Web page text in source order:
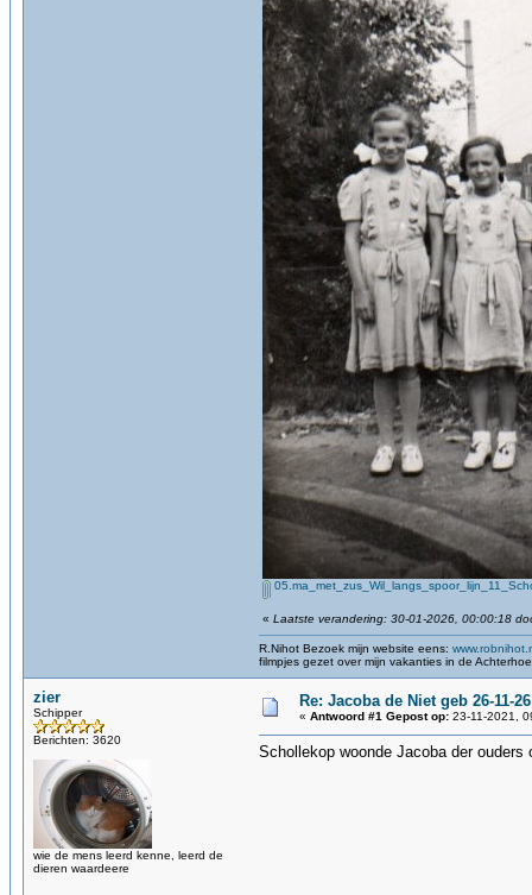
« Laatste verandering: 30-01-2026, 00:00:18
R.Nihot Bezoek mijn website eens:
filmpjes gezet over mijn vakanties in de
zier
Schipper
Berichten: 3620
wie de mens leerd kenne, leerd de
dieren waardeere
Re: Jacoba de Niet geb 26-11-
« Antwoord #1 Gepost op: 23-11-2021,
Schollekop woonde Jacoba der ouders